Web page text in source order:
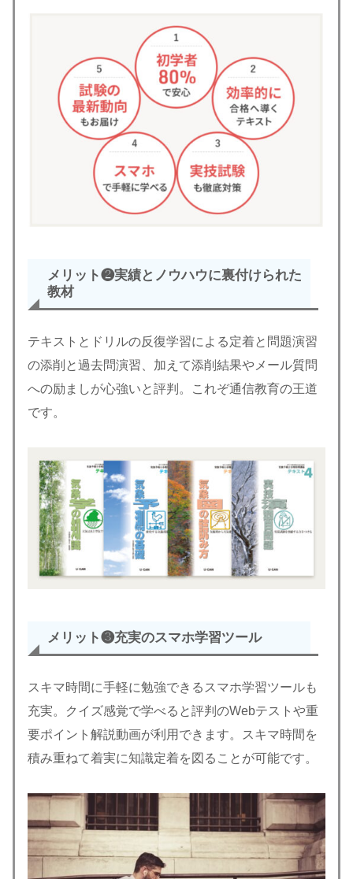
メリット❷実績とノウハウに裏付けられた
教材
テキストとドリルの反復学習による定着と問題演習
の添削と過去問演習、加えて添削結果やメール質問
への励ましが心強いと評判。これぞ通信教育の王道
です。
メリット❸充実のスマホ学習ツール
スキマ時間に手軽に勉強できるスマホ学習ツールも
充実。クイズ感覚で学べると評判のWebテストや重
要ポイント解説動画が利用できます。スキマ時間を
積み重ねて着実に知識定着を図ることが可能です。